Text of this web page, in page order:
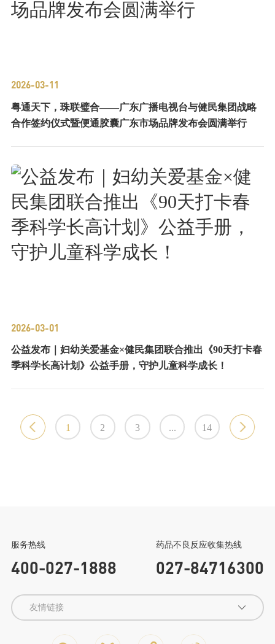
2026-03-11
粤通天下，珠联璧合——广东广播电视台与健民集团战略
合作签约仪式暨便通胶囊广东市场品牌发布会圆满举行
2026-03-01
公益发布｜妇幼关爱基金×健民集团联合推出《90天打卡春
季科学长高计划》公益手册，守护儿童科学成长！
1 2 3 ... 14
服务热线
400-027-1888
药品不良反应收集热线
027-84716300
友情链接